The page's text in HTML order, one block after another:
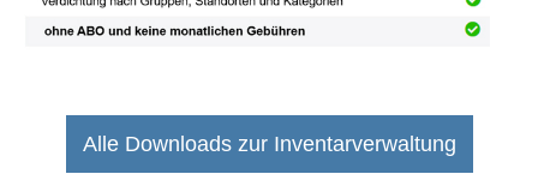
Alle Downloads zur Inventarverwaltung